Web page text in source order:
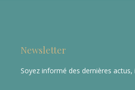
Newsletter
Soyez informé des dernières